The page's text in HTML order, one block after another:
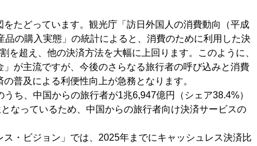
たどっています。観光庁「訪日外国人の消費動向（平成
の購入実態」の統計によると、消費のために利用した決
を超え、他の決済方法を大幅に上回ります。このように、
が主流ですが、今後のさらなる旅行者の呼び込みと消費
普及による利便性向上が急務となります。
ち、中国からの旅行者が1兆6,947億円（シェア38.4%）
なっているため、中国からの旅行者向け決済サービスの
・ビジョン」では、2025年までにキャッシュレス決済比